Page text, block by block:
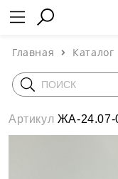
Главная Каталог
Артикул ЖА-24.07-